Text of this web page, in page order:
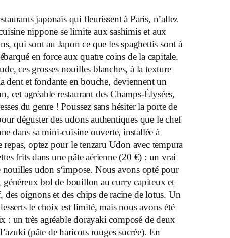
japonais qui fleurissent à Paris, n’allez
nippone se limite aux sashimis et aux
qui sont au Japon ce que les spaghettis sont à
en force aux quatre coins de la capitale.
ces grosses nouilles blanches, à la texture
dent et fondante en bouche, deviennent un
cet agréable restaurant des Champs-Élysées,
du genre ! Poussez sans hésiter la porte de
déguster des udons authentiques que le chef
dans sa mini-cuisine ouverte, installée à
repas, optez pour le tenzaru Udon avec tempura
frits dans une pâte aérienne (20 €) : un vrai
udon s‘impose. Nous avons opté pour
bol de bouillon au curry capiteux et
oignons et des chips de racine de lotus. Un
le choix est limité, mais nous avons été
: un très agréable dorayaki composé de deux
(pâte de haricots rouges sucrée). En